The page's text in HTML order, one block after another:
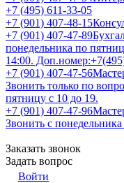
+7 (495) 611-33-05
+7 (901) 407-48-15
+7 (901) 407-47-89
понедельника по
14:00.
+7 (901) 407-47-56
Звонить только по
пятницу с 10 до 19.
+7 (901) 407-47-96
Звонить с
Заказать звонок
Задать вопрос
Войти